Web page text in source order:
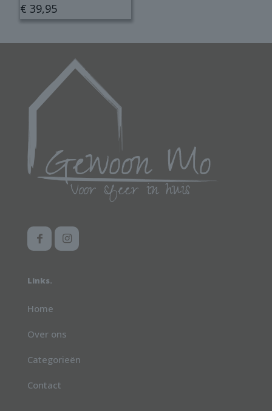
€ 39,95
Links.
Home
Over ons
Categorieën
Contact